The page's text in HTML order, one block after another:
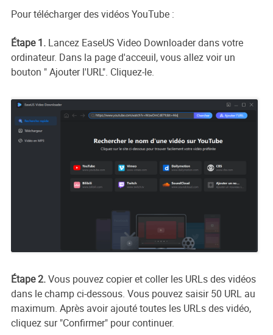
Pour télécharger des vidéos YouTube :
Étape 1.Lancez EaseUS Video Downloader dans votre
ordinateur. Dans la page d'acceuil, vous allez voir un
bouton " Ajouter l'URL". Cliquez-le.
Étape 2.Vous pouvez copier et coller les URLs des vidéos
dans le champ ci-dessous. Vous pouvez saisir 50 URL au
maximum. Après avoir ajouté toutes les URLs des vidéo,
cliquez sur "Confirmer" pour continuer.